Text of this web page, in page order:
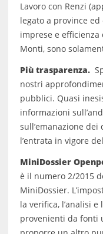
Lavoro con Renzi
legato a province
imprese e
Monti, sono
Più trasparenza.
nostri
pubblici. Quasi
informazioni
sull’emanazione
l’entrata in vigore
MiniDossier
è il numero 2/2015
MiniDossier.
la verifica, l’analisi
provenienti da fonti